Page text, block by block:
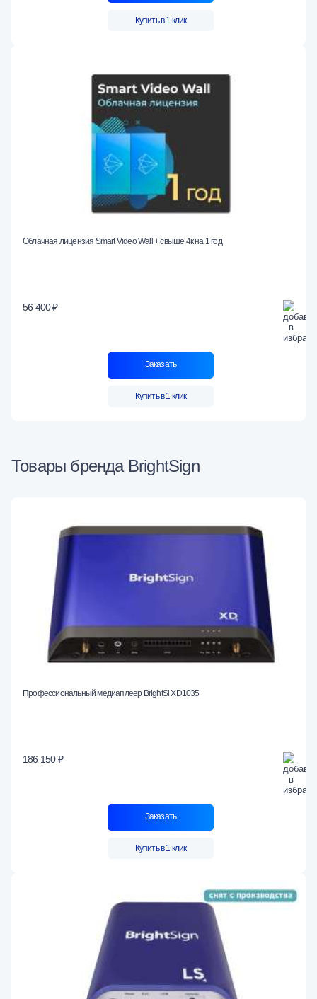
Купить в 1 клик
Облачная лицензия Smart Video Wall + свыше 4к на 1 год
56 400 ₽
Заказать
Купить в 1 клик
Товары бренда BrightSign
Профессиональный медиаплеер BrightSi XD1035
186 150 ₽
Заказать
Купить в 1 клик